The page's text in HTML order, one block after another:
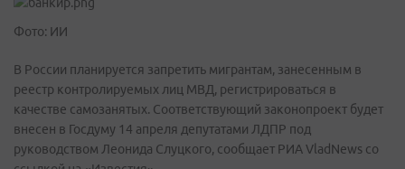
Фото: ИИ
В России планируется запретить мигрантам, занесенным в
реестр контролируемых лиц МВД, регистрироваться в
качестве самозанятых. Соответствующий законопроект будет
внесен в Госдуму 14 апреля депутатами ЛДПР под
руководством Леонида Слуцкого, сообщает РИА VladNews со